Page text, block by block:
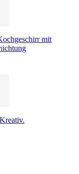
mit